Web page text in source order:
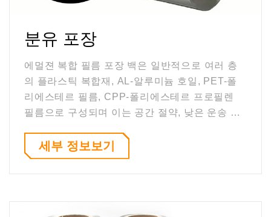
분유 포장
에멀젼 복합 필름 포장 백은 일반적으로 여러 층
의 플라스틱 복합재, AL-알루미늄 호일, PET-폴
리에스테르 필름, CPP-폴리에스테르 프로필렌
필름으로 구성되며 이는 공간 절약, 낮은 운송 비
부식세부 정보보기